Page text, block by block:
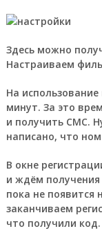
Здесь можно
Настраиваем
На
минут. За это
и получить СМС.
написано, что
В окне
и ждём
пока не появится
заканчиваем
что получили